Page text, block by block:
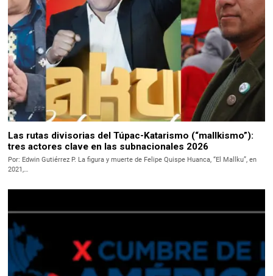
Las rutas divisorias del Túpac-Katarismo (“mallkismo”):
tres actores clave en las subnacionales 2026
Por: Edwin Gutiérrez P. La figura y muerte de Felipe Quispe Huanca, “El Mallku”, en
2021,…